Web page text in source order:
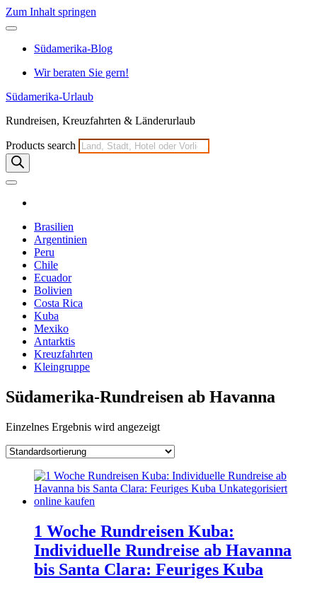
Zum Inhalt springen
Südamerika-Blog
Wir beraten Sie gern!
Südamerika-Urlaub
Rundreisen, Kreuzfahrten & Länderurlaub
Products search
Brasilien
Argentinien
Peru
Chile
Ecuador
Bolivien
Costa Rica
Kuba
Mexiko
Antarktis
Kreuzfahrten
Kleingruppe
Südamerika-Rundreisen ab Havanna
Einzelnes Ergebnis wird angezeigt
1 Woche Rundreisen Kuba:
Individuelle Rundreise ab Havanna
bis Santa Clara: Feuriges Kuba